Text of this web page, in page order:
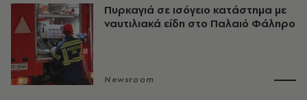
Πυρκαγιά σε ισόγειο κατάστημα με
ναυτιλιακά είδη στο Παλαιό Φάληρο
Newsroom